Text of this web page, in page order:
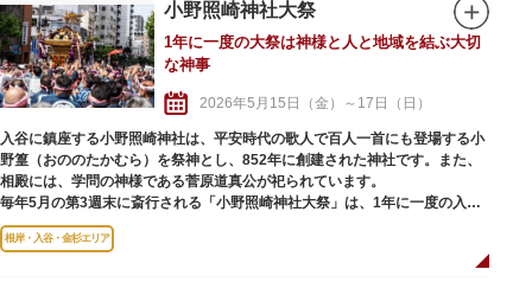
ポット。屋形船からも風情ある花見が楽しめます。
小野照崎神社大祭
1年に一度の大祭は神様と人と地域を結ぶ大切
な神事
2026年5月15日（金）～17日（日）
入谷に鎮座する小野照崎神社は、平安時代の歌人で百人一首にも登場する小
野篁（おののたかむら）を祭神とし、852年に創建された神社です。また、
相殿には、学問の神様である菅原道真公が祀られています。
毎年5月の第3週末に斎行される「小野照崎神社大祭」は、1年に一度の入谷
の町をあげての大きな祭り。3年に一度行われる本祭では本社神輿が渡御さ
れ、間の年は「陰」と呼ばれ氏子17町会の町会神輿が神社まで連合渡御され
根岸・入谷・金杉エリア